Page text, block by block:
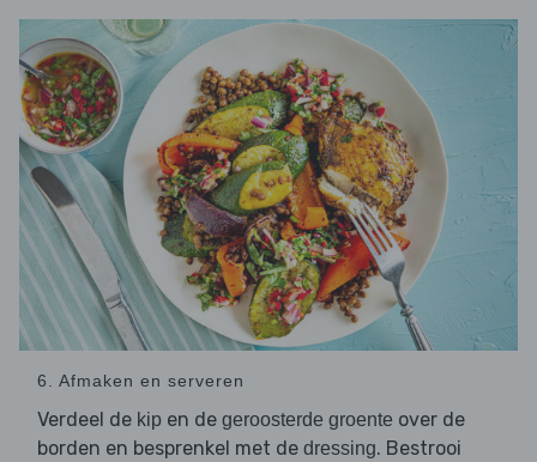
6. Afmaken en serveren
Verdeel de kip en de geroosterde groente over de
borden en besprenkel met de dressing. Bestrooi